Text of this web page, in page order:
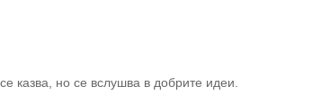
казва, но се вслушва в добрите идеи.